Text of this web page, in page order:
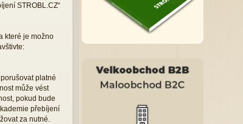
STROBL.CZ“
které je možno
platné
může vést
pokud bude
přebíjení
za nutné.